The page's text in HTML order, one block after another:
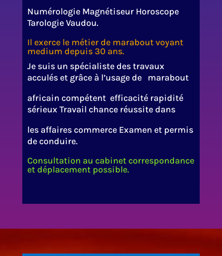
Numérologie Magnétiseur Horoscope
Tarologie Vaudou.
Il exerce le métier de marabout voyant
medium depuis 30 ans.
Je suis un spécialiste des travaux
acculés et grâce à l’usage de marabout
africain compétent efficacité rapidité
sérieux Travail chance réussite dans
les affaires commerce Examen et permis
de conduire.
Consultation au cabinet correspondance
et déplacement possible.